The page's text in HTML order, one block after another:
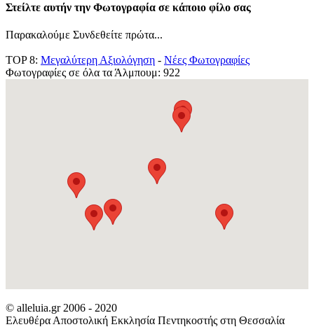
Στείλτε αυτήν την Φωτογραφία σε κάποιο φίλο σας
Παρακαλούμε Συνδεθείτε πρώτα...
TOP 8: Μεγαλύτερη Αξιολόγηση - Νέες Φωτογραφίες
Φωτογραφίες σε όλα τα Άλμπουμ: 922
© alleluia.gr 2006 - 2020
Ελευθέρα Αποστολική Εκκλησία Πεντηκοστής στη Θεσσαλία